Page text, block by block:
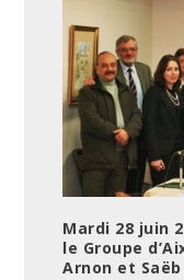
Mardi 28 juin
le Groupe
Arnon et Saëb